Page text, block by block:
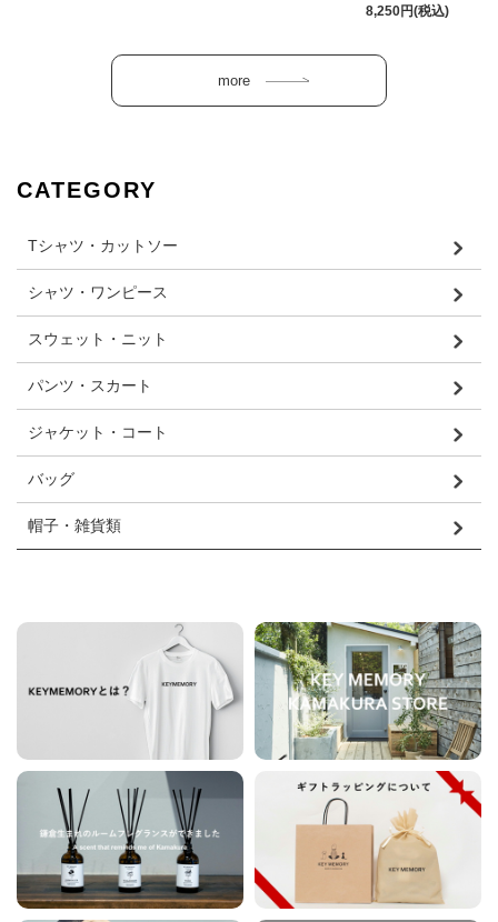
8,250円(税込)
CATEGORY
Tシャツ・カットソー
シャツ・ワンピース
スウェット・ニット
パンツ・スカート
ジャケット・コート
バッグ
帽子・雑貨類